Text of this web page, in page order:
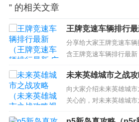
” 的相关文章
王牌竞速车辆排行
行最新 广告）
分享给大家王牌竞速车
含王牌竞速车辆排行最
助大家解决现在的问题
牌竞速》领克03强度解
么时候上线? 3、《王牌
绍 《王牌竞速》领克03
未来英雄城市之战
战攻略视频）
向大家介绍未来英雄城
关心的，对未来英雄城
从多个角度来解答，希